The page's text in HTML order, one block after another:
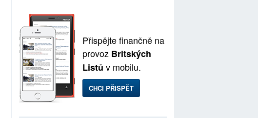
Přispějte finančně na
provoz Britských
Listů v mobilu.
CHCI PŘISPĚT